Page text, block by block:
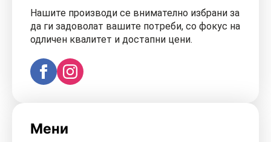
Нашите производи се внимателно избрани за
да ги задоволат вашите потреби, со фокус на
одличен квалитет и достапни цени.
Мени